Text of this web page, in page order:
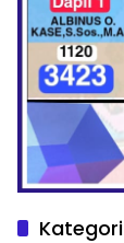
Kategori